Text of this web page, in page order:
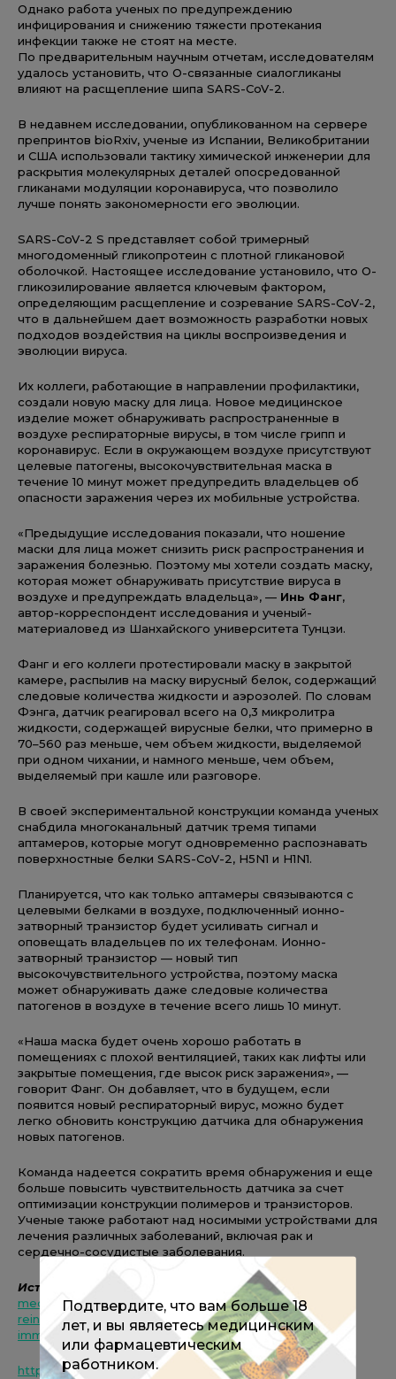
Однако работа ученых по предупреждению
инфицирования и снижению тяжести протекания
инфекции также не стоят на месте.
По предварительным научным отчетам, исследователям
удалось установить, что О-связанные сиалогликаны
влияют на расщепление шипа SARS-CoV-2.
В недавнем исследовании, опубликованном на сервере
препринтов bioRxiv, ученые из Испании, Великобритании
и США использовали тактику химической инженерии для
раскрытия молекулярных деталей опосредованной
гликанами модуляции коронавируса, что позволило
лучше понять закономерности его эволюции.
SARS-CoV-2 S представляет собой тримерный
многодоменный гликопротеин с плотной гликановой
оболочкой. Настоящее исследование установило, что O-
гликозилирование является ключевым фактором,
определяющим расщепление и созревание SARS-CoV-2,
что в дальнейшем дает возможность разработки новых
подходов воздействия на циклы воспроизведения и
эволюции вируса.
Их коллеги, работающие в направлении профилактики,
создали новую маску для лица. Новое медицинское
изделие может обнаруживать распространенные в
воздухе респираторные вирусы, в том числе грипп и
коронавирус. Если в окружающем воздухе присутствуют
целевые патогены, высокочувствительная маска в
течение 10 минут может предупредить владельцев об
опасности заражения через их мобильные устройства.
«Предыдущие исследования показали, что ношение
маски для лица может снизить риск распространения и
заражения болезнью. Поэтому мы хотели создать маску,
которая может обнаруживать присутствие вируса в
воздухе и предупреждать владельца», — Инь Фанг,
автор-корреспондент исследования и ученый-
материаловед из Шанхайского университета Тунцзи.
Фанг и его коллеги протестировали маску в закрытой
камере, распылив на маску вирусный белок, содержащий
следовые количества жидкости и аэрозолей. По словам
Фэнга, датчик реагировал всего на 0,3 микролитра
жидкости, содержащей вирусные белки, что примерно в
70–560 раз меньше, чем объем жидкости, выделяемой
при одном чихании, и намного меньше, чем объем,
выделяемый при кашле или разговоре.
В своей экспериментальной конструкции команда ученых
снабдила многоканальный датчик тремя типами
аптамеров, которые могут одновременно распознавать
поверхностные белки SARS-CoV-2, H5N1 и H1N1.
Планируется, что как только аптамеры связываются с
целевыми белками в воздухе, подключенный ионно-
затворный транзистор будет усиливать сигнал и
оповещать владельцев по их телефонам. Ионно-
затворный транзистор — новый тип
высокочувствительного устройства, поэтому маска
может обнаруживать даже следовые количества
патогенов в воздухе в течение всего лишь 10 минут.
«Наша маска будет очень хорошо работать в
помещениях с плохой вентиляцией, таких как лифты или
закрытые помещения, где высок риск заражения», —
говорит Фанг. Он добавляет, что в будущем, если
появится новый респираторный вирус, можно будет
легко обновить конструкцию датчика для обнаружения
новых патогенов.
Команда надеется сократить время обнаружения и еще
больше повысить чувствительность датчика за счет
оптимизации конструкции полимеров и транзисторов.
Ученые также работают над носимыми устройствами для
лечения различных заболеваний, включая рак и
сердечно-сосудистые заболевания.
Источники
https://www.news-
medical.net/news/20220920/In-Denmark-Omicron-
reinfections-reveal-ineffective-post-COVID-19-
immunity.aspx
https://www.news-medical.net/news/20220919/Highly-
Подтвердите, что вам больше 18
лет, и вы являетесь медицинским
или фармацевтическим
работником.